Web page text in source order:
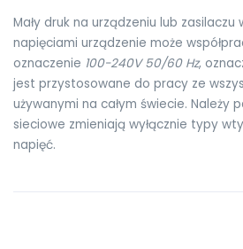
Mały druk na urządzeniu lub zasilaczu
napięciami urządzenie może
oznaczenie 100-240V 50/60 Hz,
jest przystosowane do pracy ze
używanymi na całym świecie. Należy
sieciowe zmieniają wyłącznie typy
napięć.